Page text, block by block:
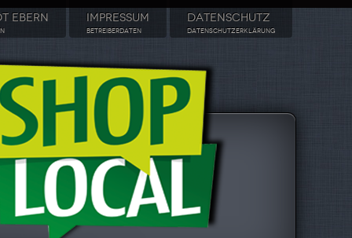
EBERN IMPRESSUM
BETREIBERDATEN
DATENSCHUTZ
DATENSCHUTZERKLÄRUNG